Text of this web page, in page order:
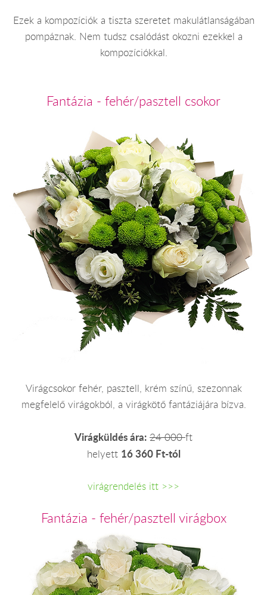
Ezek a kompozíciók a tiszta szeretet makulátlanságában
pompáznak. Nem tudsz csalódást okozni ezekkel a
kompozíciókkal.
Fantázia - fehér/pasztell csokor
Virágcsokor fehér, pasztell, krém színű, szezonnak
megfelelő virágokból, a virágkötő fantáziájára bízva.
Virágküldés ára: 24 000ft
helyett 16 360 Ft-tól
virágrendelés itt >>>
Fantázia - fehér/pasztell virágbox